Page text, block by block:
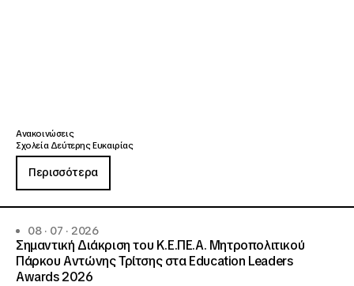
Ανακοινώσεις
Σχολεία Δεύτερης Ευκαιρίας
Περισσότερα
08 · 07 · 2026
Σημαντική Διάκριση του Κ.Ε.ΠΕ.Α. Μητροπολιτικού
Πάρκου Αντώνης Τρίτσης στα Education Leaders
Awards 2026